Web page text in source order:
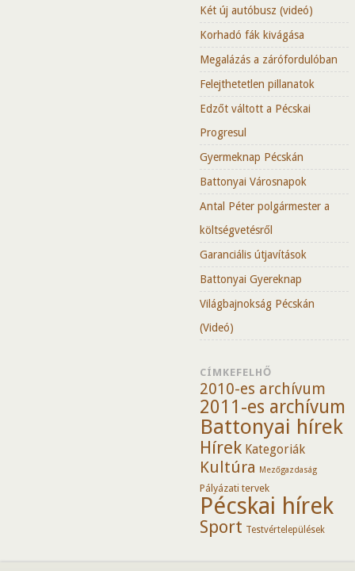
Két új autóbusz (videó)
Korhadó fák kivágása
Megalázás a zárófordulóban
Felejthetetlen pillanatok
Edzőt váltott a Pécskai
Progresul
Gyermeknap Pécskán
Battonyai Városnapok
Antal Péter polgármester a
költségvetésről
Garanciális útjavítások
Battonyai Gyereknap
Világbajnokság Pécskán
(Videó)
CÍMKEFELHŐ
2010-es archívum
2011-es archívum
Battonyai hírek
Hírek Kategoriák
Kultúra Mezőgazdaság
Pályázati tervek
Pécskai hírek
Sport Testvértelepülések